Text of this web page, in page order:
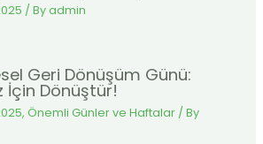
/ Byadmin
Geri Dönüşüm Günü:
İçin Dönüştür!
,Önemli Günler ve Haftalar / By